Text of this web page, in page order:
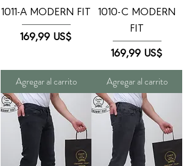
1011-A MODERN FIT
Precio
169,99 US$
Agregar al carrito
1010-C MODERN
FIT
Precio
169,99 US$
Agregar al carrito